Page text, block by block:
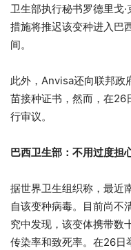
卫生部执行秘书罗德里戈
措施将推迟该变种进入巴
间。
此外，Anvisa还向联邦政
苗接种证书，然而，在26
行审议。
巴西卫生部：不用过度担
据世界卫生组织称，最近
自该变种病毒。目前尚不
究中发现，该变体携带数
传染率和致死率。在26日